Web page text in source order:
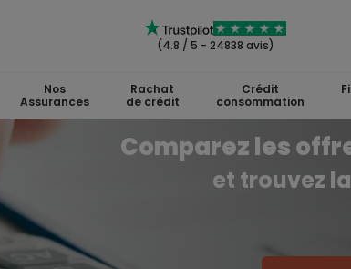
(4.8 / 5 - 24838 avis)
Nos
Assurances
Rachat
de crédit
Crédit
consommation
Comparez les
et trouvez